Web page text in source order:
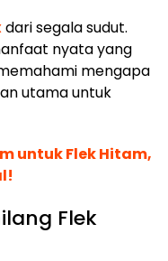
dari segala sudut.
nyata yang
mengapa
utama untuk
untuk Flek Hitam,
Flek